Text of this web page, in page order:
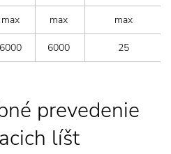
max max max
6000 6000 25
prevedenie
líšt